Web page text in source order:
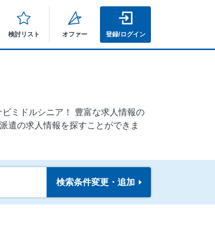
検討リスト オファー 登録/ログイン
ミドルシニア！ 豊富な求人情報の
遣の求人情報を探すことができま
検索条件変更・追加